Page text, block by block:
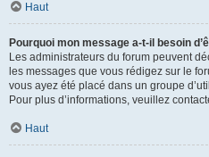
Haut
Pourquoi mon message a-t-il besoin
Les administrateurs du forum peuvent
les messages que vous rédigez sur le
vous ayez été placé dans un groupe
Pour plus d’informations, veuillez
Haut